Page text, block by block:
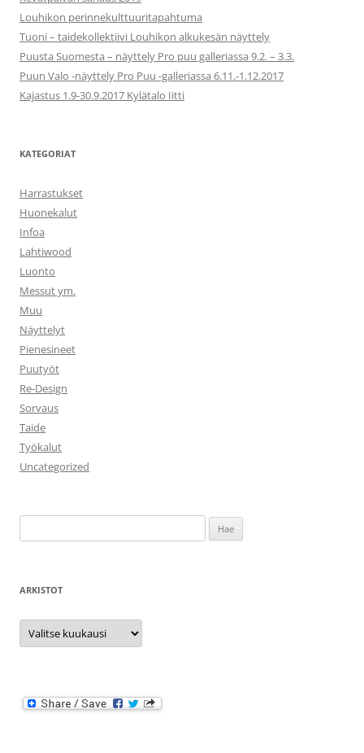
Louhikon perinnekulttuuritapahtuma
Tuoni – taidekollektiivi Louhikon alkukesän näyttely
Puusta Suomesta – näyttely Pro puu galleriassa 9.2. – 3.3.
Puun Valo -näyttely Pro Puu -galleriassa 6.11.-1.12.2017
Kajastus 1.9-30.9.2017 Kylätalo Iitti
KATEGORIAT
Harrastukset
Huonekalut
Infoa
Lahtiwood
Luonto
Messut ym.
Muu
Näyttelyt
Pienesineet
Puutyöt
Re-Design
Sorvaus
Taide
Työkalut
Uncategorized
ARKISTOT
Arkistot